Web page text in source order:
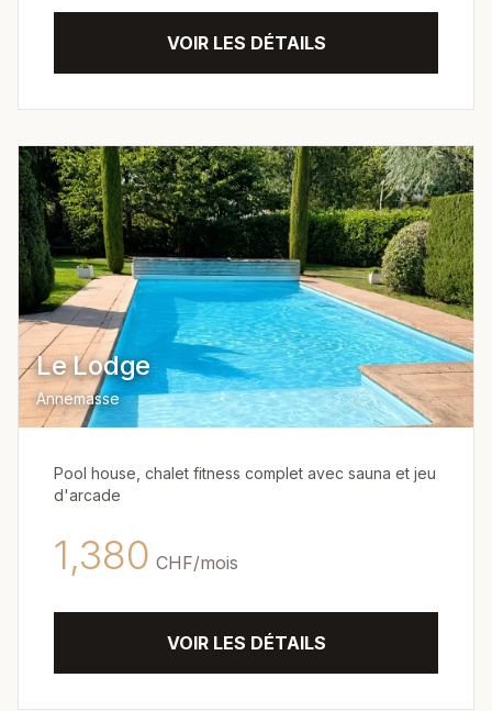
VOIR LES DÉTAILS
Le Lodge
Annemasse
Pool house, chalet fitness complet avec sauna et jeu
d'arcade
1,380 CHF/mois
VOIR LES DÉTAILS